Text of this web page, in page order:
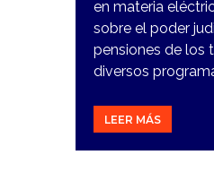
en materia
sobre el poder
pensiones de los
diversos
LEER MÁS
9